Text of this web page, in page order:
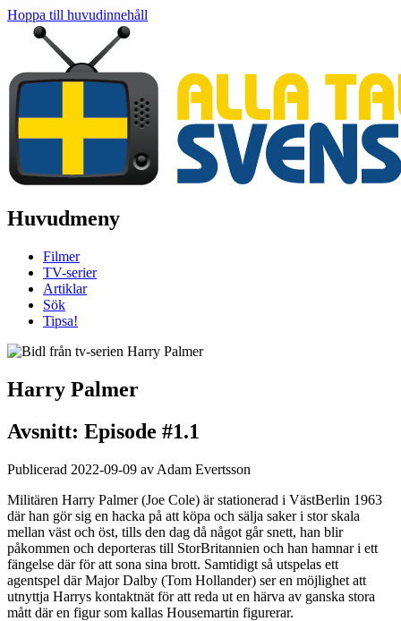
Hoppa till huvudinnehåll
Huvudmeny
Filmer
TV-serier
Artiklar
Sök
Tipsa!
Harry Palmer
Avsnitt: Episode #1.1
Publicerad 2022-09-09 av Adam Evertsson
Militären Harry Palmer (Joe Cole) är stationerad i VästBerlin 1963
där han gör sig en hacka på att köpa och sälja saker i stor skala
mellan väst och öst, tills den dag då något går snett, han blir
påkommen och deporteras till StorBritannien och han hamnar i ett
fängelse där för att sona sina brott. Samtidigt så utspelas ett
agentspel där Major Dalby (Tom Hollander) ser en möjlighet att
utnyttja Harrys kontaktnät för att reda ut en härva av ganska stora
mått där en figur som kallas Housemartin figurerar.